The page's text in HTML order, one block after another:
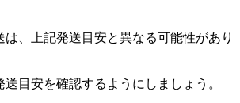
は、上記発送目安と異なる可能性があり
目安を確認するようにしましょう。